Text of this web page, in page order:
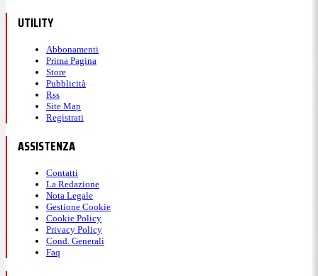
UTILITY
Abbonamenti
Prima Pagina
Store
Pubblicità
Rss
Site Map
Registrati
ASSISTENZA
Contatti
La Redazione
Nota Legale
Gestione Cookie
Cookie Policy
Privacy Policy
Cond. Generali
Faq